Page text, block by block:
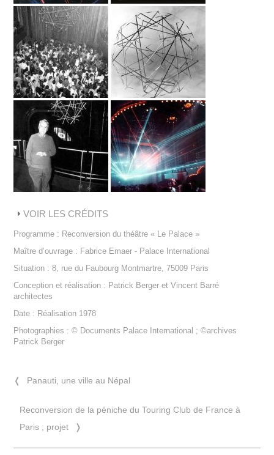
VOIR LES CRÉDITS
Programme : Reconversion du théâtre « Le Palace »
Maître d’ouvrage : Fabrice Emaer - Palace International
Situation : 8, rue du Faubourg Montmartre, 75009 Paris
Conception et réalisation : Patrick Berger et Vincent Barré
architectes
Date : Réalisation 1978
Photographies : © Documents Palace International ; ©archives
Patrick Berger
❬ Panauti, une ville au Népal
Reconversion de la péniche du Touring Club de France à
Paris ; projet
❭